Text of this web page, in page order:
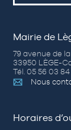
Mairie de
79 avenue de
33950 LÈGE-
Tél. 05 56 03
Nous
Horaires